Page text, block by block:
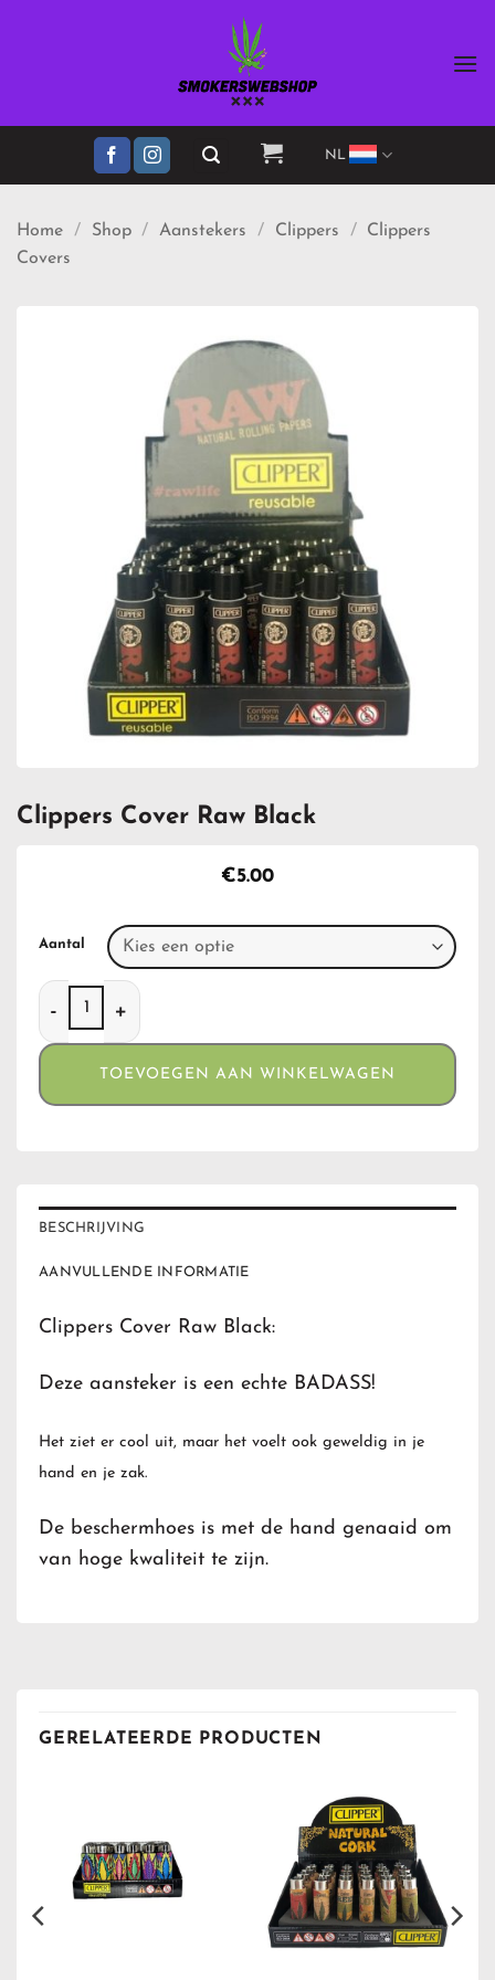
NL
Home / Shop / Aanstekers / Clippers /
Clippers
Covers
Clippers Cover Raw Black
€5.00
Aantal
Clippers Cover Raw Black aantal
TOEVOEGEN AAN WINKELWAGEN
BESCHRIJVING
AANVULLENDE INFORMATIE
Clippers Cover Raw Black:
Deze aansteker is een echte BADASS!
Het ziet er cool uit, maar het voelt ook geweldig in je
hand en je zak.
De beschermhoes is met de hand genaaid om
van hoge kwaliteit te zijn.
GERELATEERDE PRODUCTEN